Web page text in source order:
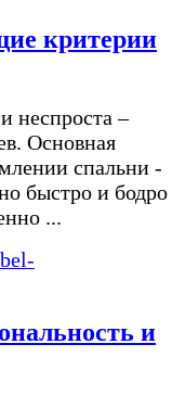
критерии
неспроста –
Основная
спальни -
быстро и бодро
...
и